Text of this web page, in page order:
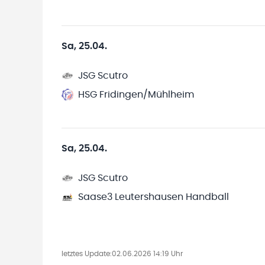
Sa, 25.04.
JSG Scutro
HSG Fridingen/Mühlheim
Sa, 25.04.
JSG Scutro
Saase3 Leutershausen Handball
letztes Update:02.06.2026 14:19 Uhr